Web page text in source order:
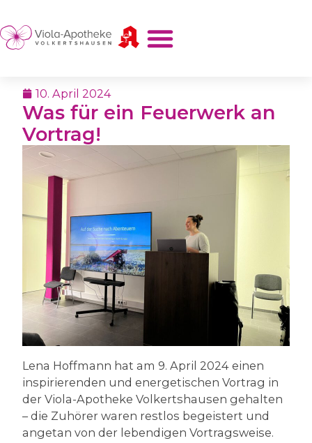
10. April 2024
Was für ein Feuerwerk an
Vortrag!
Lena Hoffmann hat am 9. April 2024 einen
inspirierenden und energetischen Vortrag in
der Viola-Apotheke Volkertshausen gehalten
– die Zuhörer waren restlos begeistert und
angetan von der lebendigen Vortragsweise.